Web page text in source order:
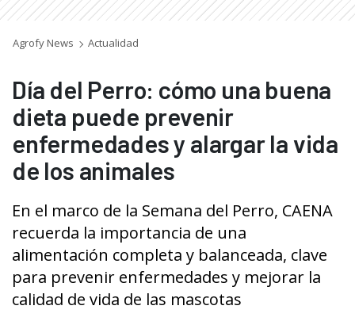
Agrofy News Actualidad
Día del Perro: cómo una buena
dieta puede prevenir
enfermedades y alargar la vida
de los animales
En el marco de la Semana del Perro, CAENA
recuerda la importancia de una
alimentación completa y balanceada, clave
para prevenir enfermedades y mejorar la
calidad de vida de las mascotas